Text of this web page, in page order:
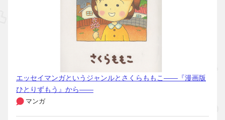
エッセイマンガというジャンルとさくらももこ――『漫画版
ひとりずもう』から――
マンガ